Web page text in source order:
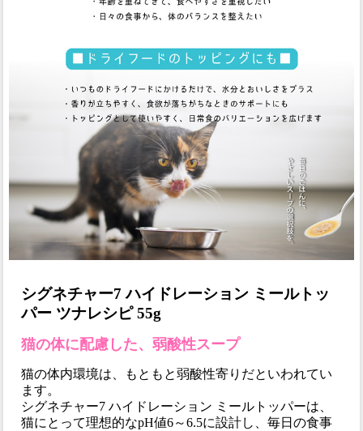
シグネチャー7 ハイドレーション ミールトッ
パー ツナレシピ 55g
猫の体に配慮した、弱酸性スープ
猫の体内環境は、もともと弱酸性寄りだといわれてい
ます。
シグネチャー7 ハイドレーション ミールトッパーは、
猫にとって理想的なpH値6～6.5に設計し、毎日の食事